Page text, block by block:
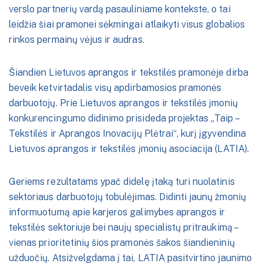
verslo partnerių vardą pasauliniame kontekste, o tai
leidžia šiai pramonei sėkmingai atlaikyti visus globalios
rinkos permainų vėjus ir audras.
Šiandien Lietuvos aprangos ir tekstilės pramonėje dirba
beveik ketvirtadalis visų apdirbamosios pramonės
darbuotojų. Prie Lietuvos aprangos ir tekstilės įmonių
konkurencingumo didinimo prisideda projektas „Taip –
Tekstilės ir Aprangos Inovacijų Plėtrai“, kurį įgyvendina
Lietuvos aprangos ir tekstilės įmonių asociacija (LATIA).
Geriems rezultatams ypač didelę įtaką turi nuolatinis
sektoriaus darbuotojų tobulėjimas. Didinti jaunų žmonių
informuotumą apie karjeros galimybes aprangos ir
tekstilės sektoriuje bei naujų specialistų pritraukimą –
vienas prioritetinių šios pramonės šakos šiandieninių
užduočių. Atsižvelgdama į tai, LATIA pasitvirtino jaunimo